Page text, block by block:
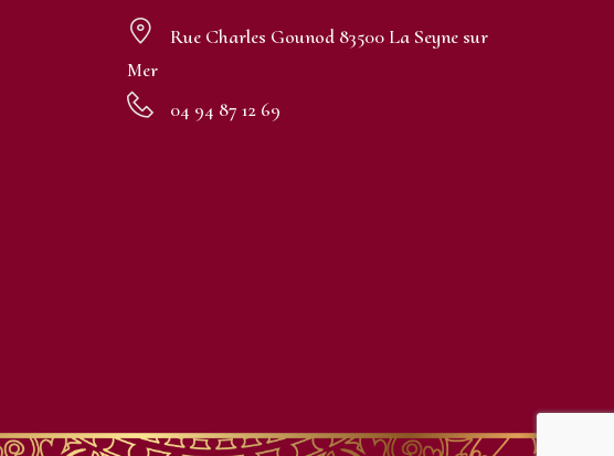
Rue Charles Gounod 83500 La Seyne sur
Mer
04 94 87 12 69